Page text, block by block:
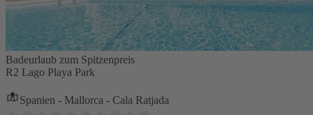
Badeurlaub zum Spitzenpreis
R2 Lago Playa Park
Spanien - Mallorca - Cala Ratjada